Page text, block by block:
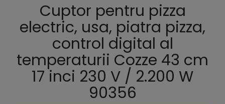
Cuptor pentru pizza
electric, usa, piatra pizza,
control digital al
temperaturii Cozze 43 cm
17 inci 230 V / 2.200 W
90356